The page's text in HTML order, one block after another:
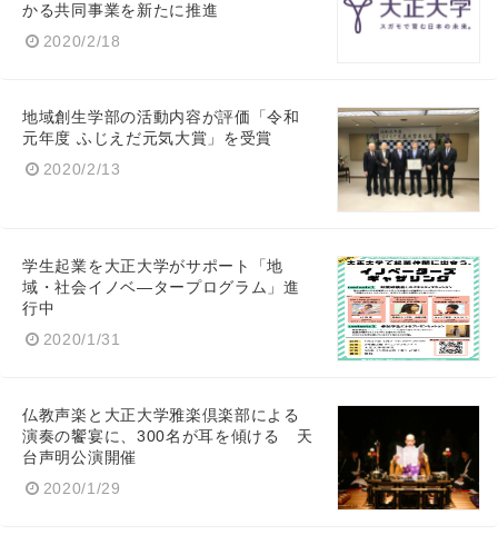
かる共同事業を新たに推進
2020/2/18
地域創生学部の活動内容が評価「令和
元年度 ふじえだ元気大賞」を受賞
2020/2/13
学生起業を大正大学がサポート「地
域・社会イノベ―タープログラム」進
行中
2020/1/31
仏教声楽と大正大学雅楽倶楽部による
演奏の饗宴に、300名が耳を傾ける 天
台声明公演開催
2020/1/29